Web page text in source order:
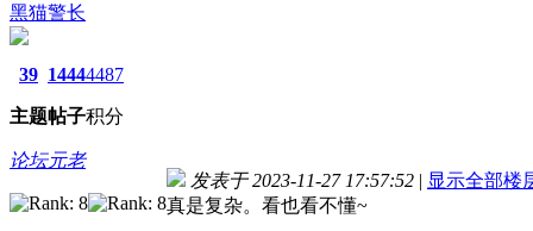
黑猫警长
39
主题
1444
帖子
4487
积分
论坛元老
发表于 2023-11-27 17:57:52 | 显示全部楼
真是复杂。看也看不懂~